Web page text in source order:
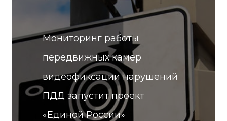
Мониторинг работы
передвижных камер
видеофиксации нарушений
ПДД запустит проект
«Единой России»